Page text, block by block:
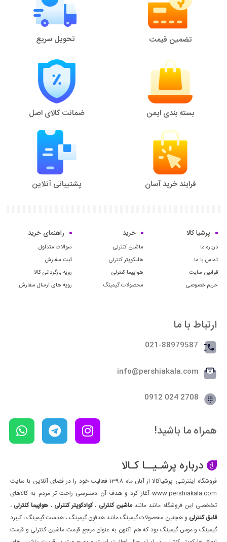
تضمین قیمت تحویل سریع
بسته بندی ایمن ضمانت کالای اصل
فرایند خرید آسان پشتیبانی آنلاین
پرشیا کالا
درباره ما
تماس با ما
قوانین سایت
حریم خصوصی
خرید
ماشین کنترلی
هلیکوپتر کنترلی
هواپیما کنترلی
محصولات گیمینگ
راهنمای خرید
سوالات متداول
ثبت سفارش
رویه بازگردانی کالا
رویه های ارسال سفارش
ارتباط با ما
021-88979587
info@pershiakala.com
2708 024 0912
همراه ما باشید!
درباره پرشـیــا کـالا
فروشگاه اینترنتی پرشیاکالا از آبان ماه 1398 فعالیت خود را در فضای آنلاین با سایت
www.pershiakala.com آغاز کرد و هدف آن دسترسی راحت تر مردم به کالاهای
تخخصی این فروشگاه مانند مانندماشین کنترلی ،کوادکوپتر کنترلی ، هواپیما کنترلی،
قایق کنترلی و هچنین محصولات گیمینگ مانند هدفون گیمینگ ، هدست گیمینگ ، کیبرد
گیمینگ و موس گیمینگ بود که هم اکنون به عنوان مرجع قیمت ماشین کنترلی و قیمت